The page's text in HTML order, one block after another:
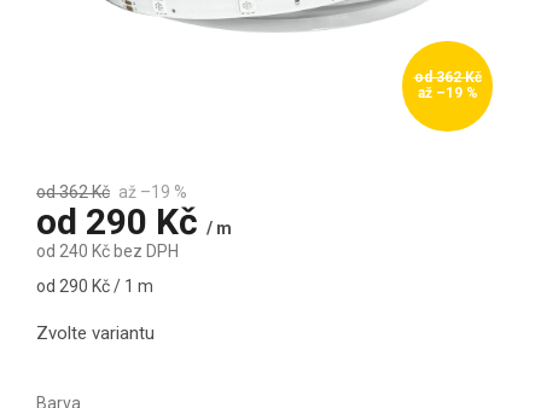
od 362 Kč
až –19 %
od 362 Kč až –19 %
od 290 Kč / m
od 240 Kč bez DPH
Měrná cena:
od 290 Kč / 1 m
Zvolte variantu
Barva